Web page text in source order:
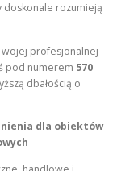
doskonale rozumieją
profesjonalnej
pod numerem 570
dbałością o
dla obiektów